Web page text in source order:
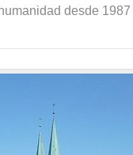
desde 1987